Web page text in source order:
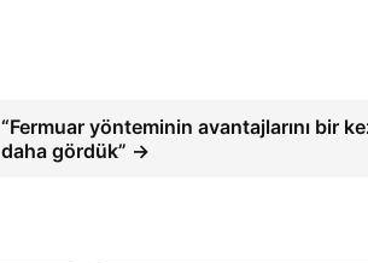
“Fermuar yönteminin avantajlarını bir
daha gördük” →